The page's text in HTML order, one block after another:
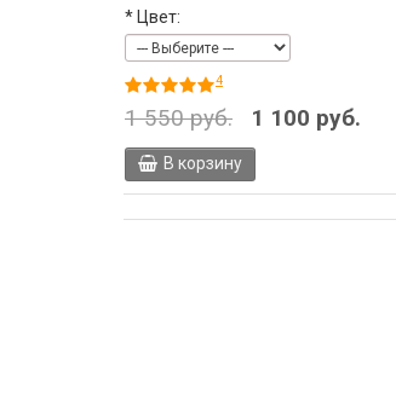
* Цвет:
4
1 550 руб. 1 100 руб.
В корзину